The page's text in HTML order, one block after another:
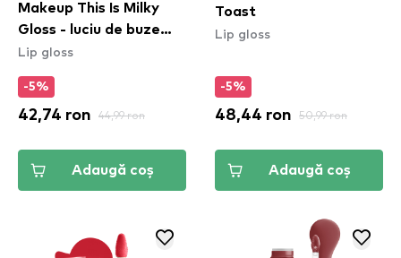
Makeup This Is Milky
Gloss - luciu de buze
Milk The Coco
Lip gloss
-5%
42,74 ron 44,99 ron
Adaugă coș
Toast
Lip gloss
-5%
48,44 ron 50,99 ron
Adaugă coș